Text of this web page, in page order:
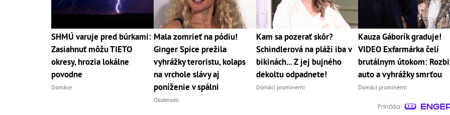
SHMÚ varuje pred búrkami:
Zasiahnuť môžu TIETO
okresy, hrozia lokálne
povodne
Domáce
Mala zomrieť na pódiu!
Ginger Spice prežila
vyhrážky teroristu, kolaps
na vrchole slávy aj
poníženie v spálni
Osobnosti
Kam sa pozerať skôr?
Schindlerová na pláži iba v
bikinách... Z jej bujného
dekoltu odpadnete!
Domáci prominenti
Kauza Gáborík graduje!
VIDEO Exfarmárka čelí
brutálnym útokom:
auto a vyhrážky smrťou
Domáci prominenti